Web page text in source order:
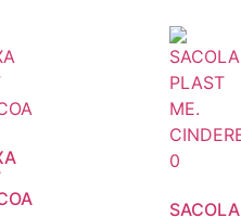
SACOLA